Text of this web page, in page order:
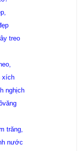
treo
xích
nghịch
trăng,
nước